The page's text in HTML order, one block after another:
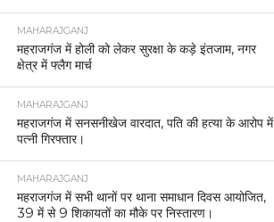
MAHARAJGANJ
महराजगंज में होली को लेकर सुरक्षा के कड़े इंतजाम, नगर
क्षेत्र में फ्लैग मार्च
MAHARAJGANJ
महराजगंज में सनसनीखेज वारदात, पति की हत्या के आरोप में
पत्नी गिरफ्तार।
MAHARAJGANJ
महराजगंज में सभी थानों पर थाना समाधान दिवस आयोजित,
39 में से 9 शिकायतों का मौके पर निस्तारण।